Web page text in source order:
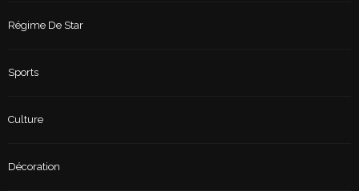
Régime De Star
Sports
Culture
Décoration